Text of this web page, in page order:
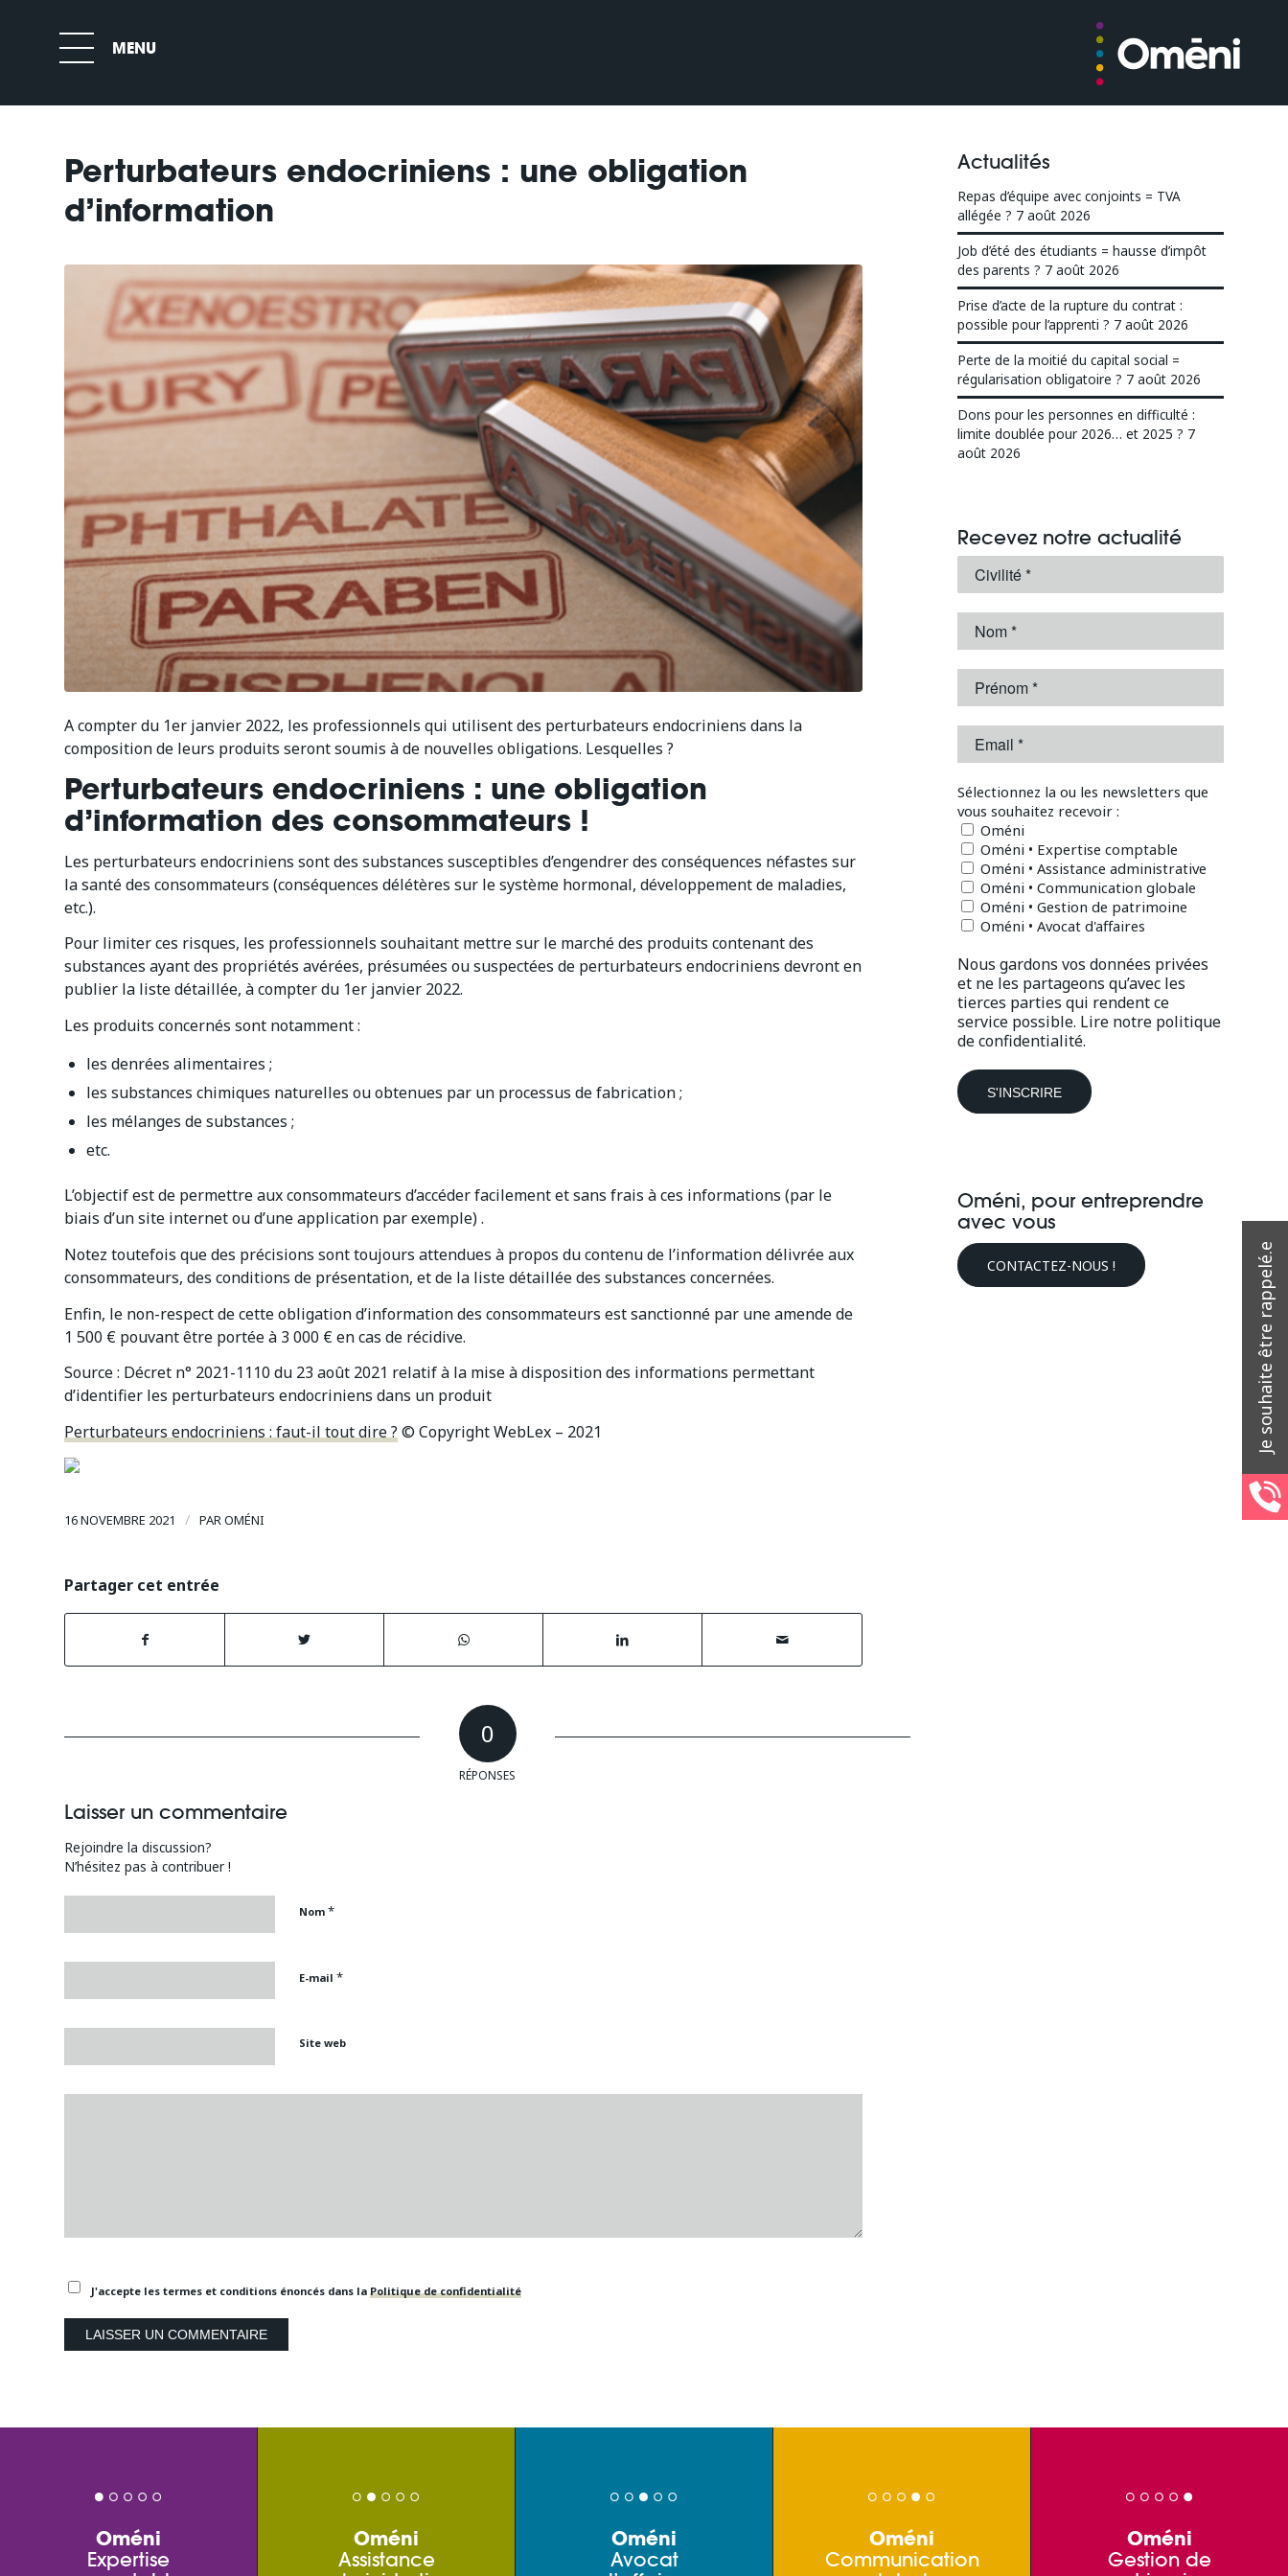
Perturbateurs endocriniens : une obligation
d’information
A compter du 1er janvier 2022, les professionnels qui utilisent des perturbateurs endocriniens dans la
composition de leurs produits seront soumis à de nouvelles obligations. Lesquelles ?
Perturbateurs endocriniens : une obligation
d’information des consommateurs !
Les perturbateurs endocriniens sont des substances susceptibles d’engendrer des conséquences néfastes sur
la santé des consommateurs (conséquences délétères sur le système hormonal, développement de maladies,
etc.).
Pour limiter ces risques, les professionnels souhaitant mettre sur le marché des produits contenant des
substances ayant des propriétés avérées, présumées ou suspectées de perturbateurs endocriniens devront en
publier la liste détaillée, à compter du 1er janvier 2022.
Les produits concernés sont notamment :
les denrées alimentaires ;
les substances chimiques naturelles ou obtenues par un processus de fabrication ;
les mélanges de substances ;
etc.
L’objectif est de permettre aux consommateurs d’accéder facilement et sans frais à ces informations (par le
biais d’un site internet ou d’une application par exemple) .
Notez toutefois que des précisions sont toujours attendues à propos du contenu de l’information délivrée aux
consommateurs, des conditions de présentation, et de la liste détaillée des substances concernées.
Enfin, le non-respect de cette obligation d’information des consommateurs est sanctionné par une amende de
1 500 € pouvant être portée à 3 000 € en cas de récidive.
Source : Décret n° 2021-1110 du 23 août 2021 relatif à la mise à disposition des informations permettant
d’identifier les perturbateurs endocriniens dans un produit
Perturbateurs endocriniens : faut-il tout dire ? © Copyright WebLex – 2021
16 NOVEMBRE 2021 / PAROMÉNI
Partager cet entrée
0
RÉPONSES
Laisser un commentaire
Rejoindre la discussion?
N’hésitez pas à contribuer !
Nom *
E-mail *
Site web
J'accepte les termes et conditions énoncés dans la Politique de confidentialité
Actualités
Repas d’équipe avec conjoints = TVA
allégée ? 7 août 2026
Job d’été des étudiants = hausse d’impôt
des parents ? 7 août 2026
Prise d’acte de la rupture du contrat :
possible pour l’apprenti ? 7 août 2026
Perte de la moitié du capital social =
régularisation obligatoire ? 7 août 2026
Dons pour les personnes en difficulté :
limite doublée pour 2026… et 2025 ? 7
août 2026
Recevez notre actualité
Sélectionnez la ou les newsletters que
vous souhaitez recevoir :
Oméni
Oméni • Expertise comptable
Oméni • Assistance administrative
Oméni • Communication globale
Oméni • Gestion de patrimoine
Oméni • Avocat d'affaires
Nous gardons vos données privées
et ne les partageons qu’avec les
tierces parties qui rendent ce
service possible. Lire notre politique
de confidentialité.
Oméni, pour entreprendre
avec vous
CONTACTEZ-NOUS !
Oméni
Expertise
Oméni
Assistance
Oméni
Avocat
Oméni
Communication
Oméni
Gestion de